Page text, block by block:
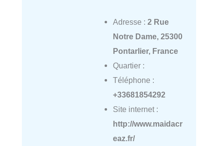
Adresse : 2 Rue
Notre Dame, 25300
Pontarlier, France
Quartier :
Téléphone :
+33681854292
Site internet :
http://www.maidacr
eaz.fr/